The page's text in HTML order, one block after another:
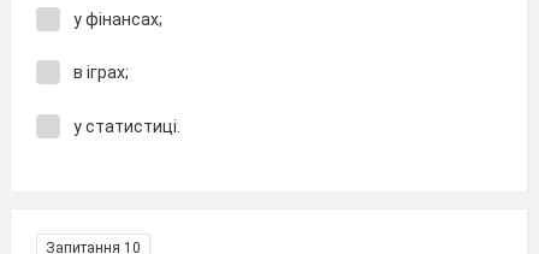
у фінансах;
в іграх;
у статистиці.
Запитання 10